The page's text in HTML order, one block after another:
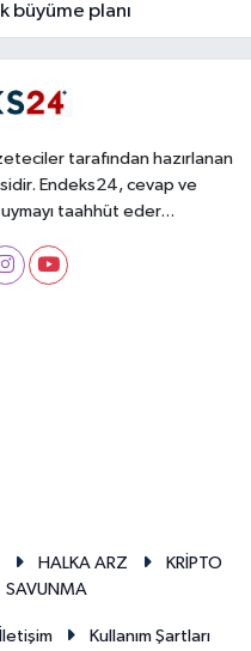
büyüme planı
tarafından hazırlanan
Endeks24, cevap ve
taahhüt eder...
HALKA ARZ
KRİPTO
SAVUNMA
İletişim Kullanım Şartları